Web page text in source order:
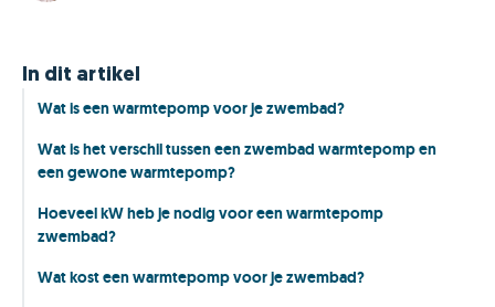
In dit artikel
Wat is een warmtepomp voor je zwembad?
Wat is het verschil tussen een zwembad warmtepomp en
een gewone warmtepomp?
Hoeveel kW heb je nodig voor een warmtepomp
zwembad?
Wat kost een warmtepomp voor je zwembad?